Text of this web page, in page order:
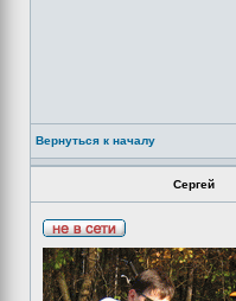
Вернуться к началу
Сергей